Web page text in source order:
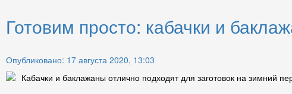
Готовим просто: кабачки и
Опубликовано: 17 августа 2020, 13:03
Кабачки и баклажаны отлично подходят для заготовок на зимний